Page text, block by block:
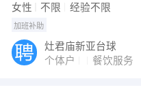
女性 不限 经验不限
加班补助
灶君庙新亚台球
个体户
餐饮服务